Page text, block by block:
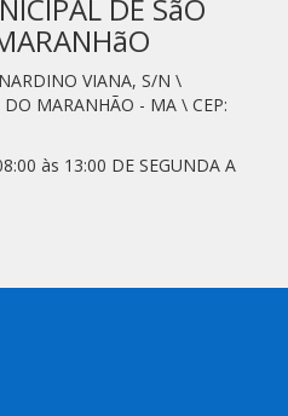
DE SãO
VIANA, S/N \
MARANHÃO - MA \ CEP:
às 13:00 DE SEGUNDA A